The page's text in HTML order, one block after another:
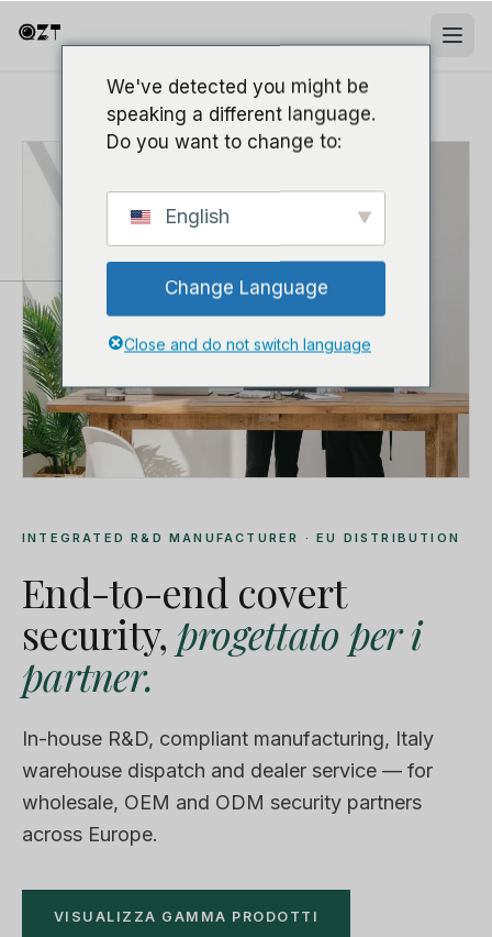
INTEGRATED R&D MANUFACTURER · EU DISTRIBUTION
End-to-end covert
security, progettato per i
partner.
In-house R&D, compliant manufacturing, Italy
warehouse dispatch and dealer service — for
wholesale, OEM and ODM security partners
across Europe.
VISUALIZZA GAMMA PRODOTTI
We've detected you might be
speaking a different language.
Do you want to change to:
English
Change Language
Close and do not switch language